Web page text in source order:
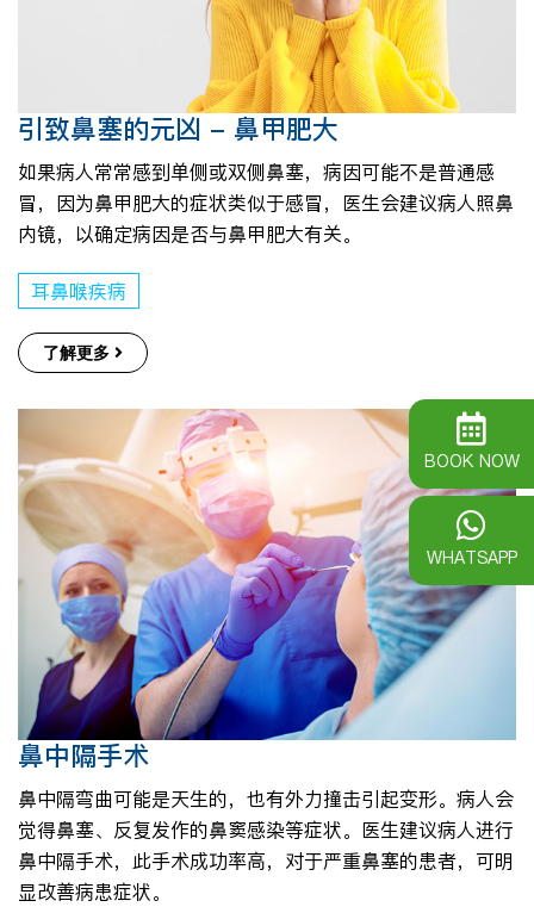
引致鼻塞的元凶 - 鼻甲肥大
如果病人常常感到单侧或双侧鼻塞，病因可能不是普通感
冒，因为鼻甲肥大的症状类似于感冒，医生会建议病人照鼻
内镜，以确定病因是否与鼻甲肥大有关。
耳鼻喉疾病
了解更多
鼻中隔手术
鼻中隔弯曲可能是天生的，也有外力撞击引起变形。病人会
觉得鼻塞、反复发作的鼻窦感染等症状。医生建议病人进行
鼻中隔手术，此手术成功率高，对于严重鼻塞的患者，可明
显改善病患症状。
BOOK NOW
WHATSAPP